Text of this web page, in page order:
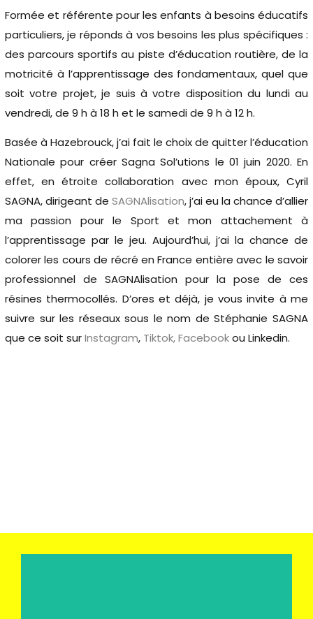
Voir le catalogue
Formée et référente pour les enfants à besoins éducatifs
particuliers, je réponds à vos besoins les plus spécifiques :
des parcours sportifs au piste d’éducation routière, de la
motricité à l’apprentissage des fondamentaux, quel que
soit votre projet, je suis à votre disposition du lundi au
vendredi, de 9 h à 18 h et le samedi de 9 h à 12 h.
Basée à Hazebrouck, j’ai fait le choix de quitter l’éducation
Nationale pour créer Sagna Sol’utions le 01 juin 2020. En
effet, en étroite collaboration avec mon époux, Cyril
SAGNA, dirigeant de SAGNAlisation, j’ai eu la chance d’allier
ma passion pour le Sport et mon attachement à
l’apprentissage par le jeu. Aujourd’hui, j’ai la chance de
colorer les cours de récré en France entière avec le savoir
professionnel de SAGNAlisation pour la pose de ces
résines thermocollés. D’ores et déjà, je vous invite à me
suivre sur les réseaux sous le nom de Stéphanie SAGNA
que ce soit surInstagram, Tiktok,Facebookou Linkedin.